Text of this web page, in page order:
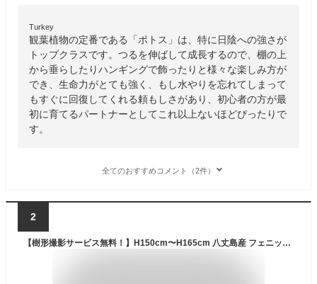
Turkey
観葉植物の定番である「ポトス」は、特に日陰への強さが
トップクラスです。つるを伸ばして成長するので、棚の上
から垂らしたりハンギングで飾ったりと様々な楽しみ方が
でき、生命力がとても強く、もし水やりを忘れてしまって
もすぐに回復してくれる頼もしさがあり、初心者の方が最
初に育てるパートナーとしてこれ以上ないほどぴったりで
す。
全てのおすすめコメント（2件）
2
【樹形撮影サービス無料！】H150cm〜H165cm 八丈島産 フェニックスロベレニー 10号 温室直送 高さ豊富なヤシ 種類 多数♪ 温室直送 ヤシの木 シンボルツリー 南国の木 観葉植物 開店 開業 お祝い 贈答 おしゃれ 屋内 屋外 鉢植え